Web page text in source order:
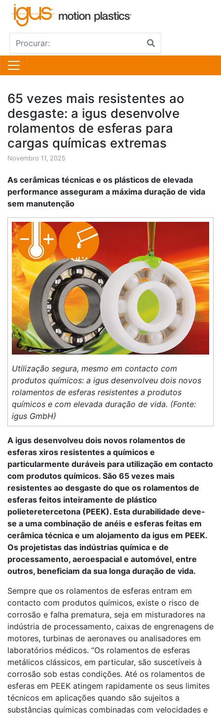
65 vezes mais resistentes ao
desgaste: a igus desenvolve
rolamentos de esferas para
cargas químicas extremas
Novembro 11, 2025
As cerâmicas técnicas e os plásticos de elevada
performance asseguram a máxima duração de vida
sem manutenção
Utilização segura, mesmo em contacto com
produtos químicos: a igus desenvolveu dois novos
rolamentos de esferas resistentes a produtos
químicos e com elevada duração de vida. (Fonte:
igus GmbH)
A igus desenvolveu dois novos rolamentos de
esferas xiros resistentes a químicos e
particularmente duráveis para utilização em contacto
com produtos químicos. São 65 vezes mais
resistentes ao desgaste do que os rolamentos de
esferas feitos inteiramente de plástico
polieteretercetona (PEEK). Esta durabilidade deve-
se a uma combinação de anéis e esferas feitas em
cerâmica técnica e um alojamento da igus em PEEK.
Os projetistas das indústrias química e de
processamento, aeroespacial e automóvel, entre
outros, beneficiam da sua longa duração de vida.
Sempre que os rolamentos de esferas entram em
contacto com produtos químicos, existe o risco de
corrosão e falha prematura, seja em misturadores na
indústria de processamento, caixas de engrenagens de
motores, turbinas de aeronaves ou analisadores em
laboratórios médicos. “Os rolamentos de esferas
metálicos clássicos, em particular, são suscetíveis à
corrosão sob estas condições. Até os rolamentos de
esferas em PEEK atingem rapidamente os seus limites
técnicos em aplicações quando são sujeitos a
substâncias químicas combinadas com velocidades e